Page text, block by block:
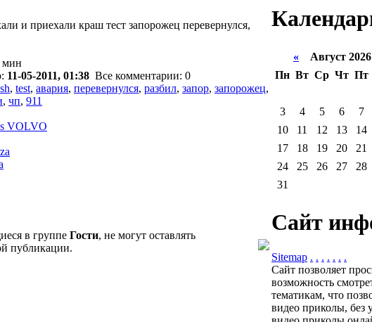
и приехали краш тест запорожец перевернулся,
мин
11-05-2011, 01:38 Все комментарии: 0
, test, авария, перевернулся, разбил, запор, запорожец,
, чп, 911
VOLVO
в группе Гости, не могут оставлять
публикации.
« Август
Пн Вт Ср Чт Пт
3
4 5 6 7
10
11 12 13 14
17
18 19 20 21
24
25 26 27 28
31
Сайт
Sitemap . . . . . . .
Сайт позволяет
возможность
тематикам, что
видео приколы, без